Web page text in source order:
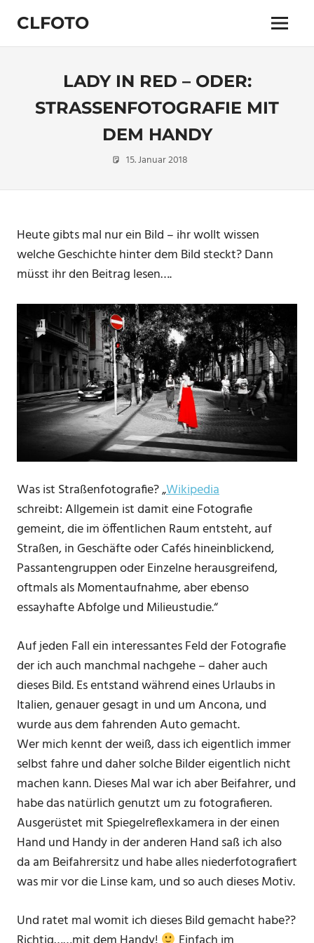
Inhalt
springen
CLFOTO
Fotograf
Oberösterreich
Menü
LADY IN RED – ODER:
STRASSENFOTOGRAFIE MIT D
EM HANDY
15. Januar 2018
Heute gibts mal nur ein Bild – ihr wollt wissen
welche Geschichte hinter dem Bild steckt? Dann
müsst ihr den Beitrag lesen….
Was ist Straßenfotografie? „Wikipedia
schreibt: Allgemein ist damit eine Fotografie
gemeint, die im öffentlichen Raum entsteht, auf
Straßen, in Geschäfte oder Cafés hineinblickend,
Passantengruppen oder Einzelne herausgreifend,
oftmals als Momentaufnahme, aber ebenso
essayhafte Abfolge und Milieustudie.“
Auf jeden Fall ein interessantes Feld der Fotografie
der ich auch manchmal nachgehe – daher auch
dieses Bild. Es entstand während eines Urlaubs in
Italien, genauer gesagt in und um Ancona, und
wurde aus dem fahrenden Auto gemacht.
Wer mich kennt der weiß, dass ich eigentlich immer
selbst fahre und daher solche Bilder eigentlich nicht
machen kann. Dieses Mal war ich aber Beifahrer, und
habe das natürlich genutzt um zu fotografieren.
Ausgerüstet mit Spiegelreflexkamera in der einen
Hand und Handy in der anderen Hand saß ich also
da am Beifahrersitz und habe alles niederfotografiert
was mir vor die Linse kam, und so auch dieses Motiv.
Und ratet mal womit ich dieses Bild gemacht habe??